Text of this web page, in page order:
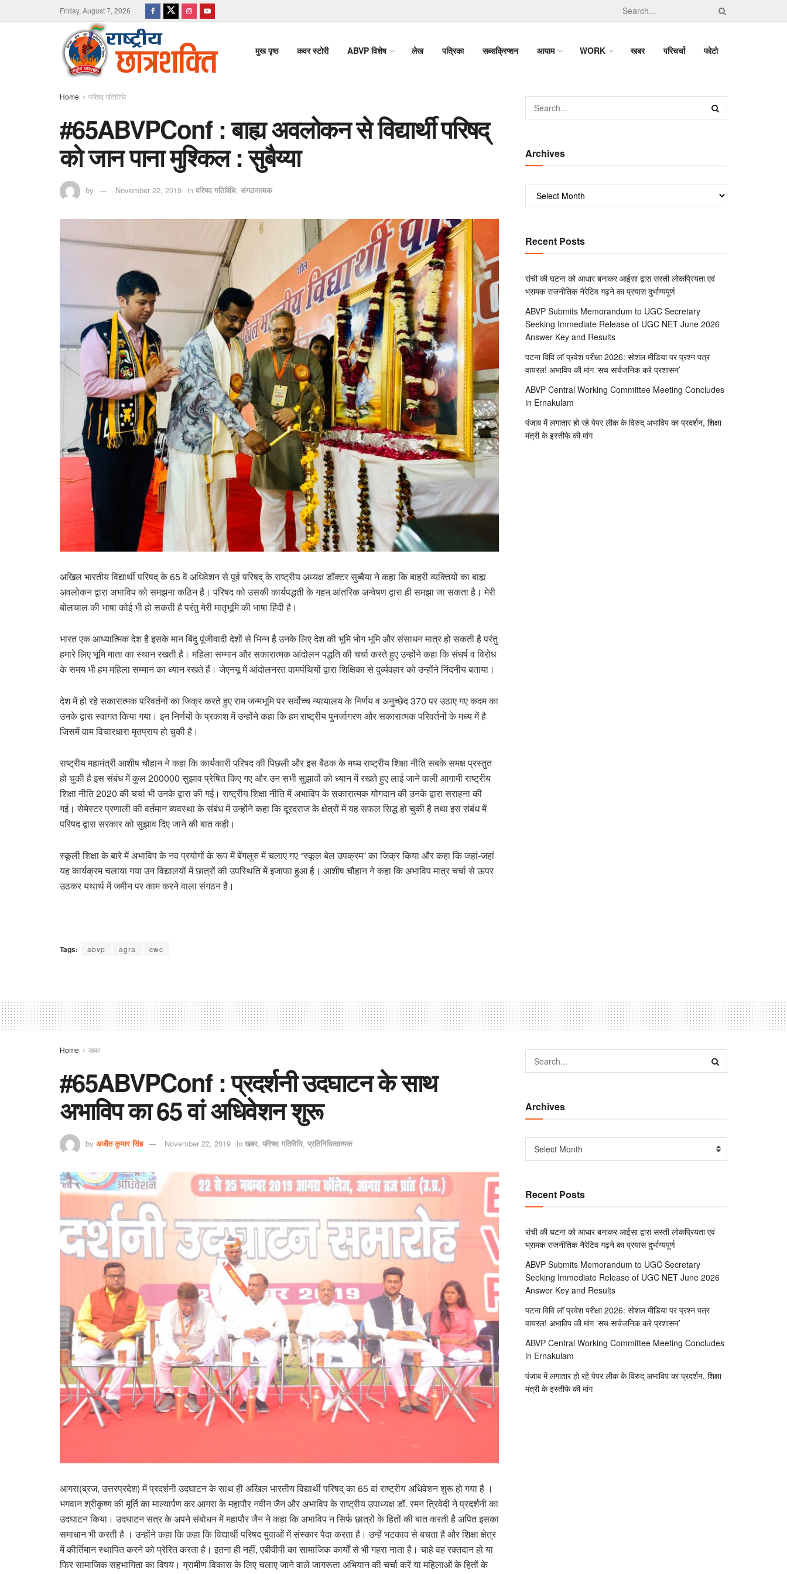
Friday, August 7, 2026
मुख पृष्ठ कवर स्टोरी ABVP विशेष लेख पत्रिका सब्सक्रिप्शन आयाम WORK खबर परिचर्चा फोटो
Home परिषद गतिविधि
#65ABVPConf : बाह्य अवलोकन से विद्यार्थी परिषद्
को जान पाना मुश्किल : सुबैय्या
by November 22, 2019 in परिषद गतिविधि, संगठनात्मक
अखिल भारतीय विद्यार्थी परिषद् के 65 वें अधिवेशन से पूर्व परिषद् के राष्ट्रीय अध्यक्ष डॉक्टर सुब्बैया ने कहा कि बाहरी व्यक्तियों का बाह्य
अवलोकन द्वारा अभाविप को समझना कठिन है। परिषद को उसकी कार्यपद्धती के गहन आंतरिक अन्वेषण द्वारा ही समझा जा सकता है। मेरी
बोलचाल की भाषा कोई भी हो सकती है परंतु मेरी मातृभूमि की भाषा हिंदी है।
भारत एक आध्यात्मिक देश है इसके मान बिंदु पूंजीवादी देशों से भिन्न है उनके लिए देश की भूमि भोग भूमि और संसाधन मात्र हो सकती है परंतु
हमारे लिए भूमि माता का स्थान रखती है। महिला सम्मान और सकारात्मक आंदोलन पद्धति की चर्चा करते हुए उन्होंने कहा कि संघर्ष व विरोध
के समय भी हम महिला सम्मान का ध्यान रखते हैं। जेएनयू में आंदोलनरत वामपंथियों द्वारा शिक्षिका से दुर्व्यवहार को उन्होंने निंदनीय बताया।
देश में हो रहे सकारात्मक परिवर्तनों का जिक्र करते हुए राम जन्मभूमि पर सर्वोच्च न्यायालय के निर्णय व अनुच्छेद 370 पर उठाए गए कदम का
उनके द्वारा स्वागत किया गया। इन निर्णयों के प्रकाश में उन्होंने कहा कि हम राष्ट्रीय पुनर्जागरण और सकारात्मक परिवर्तनों के मध्य में है
जिसमें वाम विचारधारा मृतप्राय हो चुकी है।
राष्ट्रीय महामंत्री आशीष चौहान ने कहा कि कार्यकारी परिषद की पिछली और इस बैठक के मध्य राष्ट्रीय शिक्षा नीति सबके समक्ष प्रस्तुत
हो चुकी है इस संबंध में कुल 200000 सुझाव प्रेषित किए गए और उन सभी सुझावों को ध्यान में रखते हुए लाई जाने वाली आगामी राष्ट्रीय
शिक्षा नीति 2020 की चर्चा भी उनके द्वारा की गई। राष्ट्रीय शिक्षा नीति में अभाविप के सकारात्मक योगदान की उनके द्वारा सराहना की
गई। सेमेस्टर प्रणाली की वर्तमान व्यवस्था के संबंध में उन्होंने कहा कि दूरदराज के क्षेत्रों में यह सफल सिद्ध हो चुकी है तथा इस संबंध में
परिषद द्वारा सरकार को सुझाव दिए जाने की बात कही।
स्कूली शिक्षा के बारे में अभाविप के नव प्रयोगों के रूप में बेंगलुरु में चलाए गए “स्कूल बेल उपक्रम” का जिक्र किया और कहा कि जहां-जहां
यह कार्यक्रम चलाया गया उन विद्यालयों में छात्रों की उपस्थिति में इजाफा हुआ है। आशीष चौहान ने कहा कि अभाविप मात्र चर्चा से ऊपर
उठकर यथार्थ में जमीन पर काम करने वाला संगठन है।
Tags: abvp agra cwc
Archives
Recent Posts
रांची की घटना को आधार बनाकर आईसा द्वारा सस्ती लोकप्रियता एवं
भ्रामक राजनीतिक नैरेटिव गढ़ने का प्रयास दुर्भाग्यपूर्ण
ABVP Submits Memorandum to UGC Secretary
Seeking Immediate Release of UGC NET June 2026
Answer Key and Results
पटना विवि लॉ प्रवेश परीक्षा 2026: सोशल मीडिया पर प्रश्न पत्र
वायरल! अभाविप की मांग ‘सच सार्वजनिक करे प्रशासन’
ABVP Central Working Committee Meeting Concludes
in Ernakulam
पंजाब में लगातार हो रहे पेपर लीक के विरुद् अभाविप का प्रदर्शन, शिक्षा
मंत्री के इस्तीफे की मांग
Home खबर
#65ABVPConf : प्रदर्शनी उदघाटन के साथ
अभाविप का 65 वां अधिवेशन शुरू
by अजीत कुमार सिंह November 22, 2019 in खबर, परिषद गतिविधि, प्रतिनिधित्वात्मक
आगरा(ब्रज, उत्तरप्रदेश) में प्रदर्शनी उदघाटन के साथ ही अखिल भारतीय विद्यार्थी परिषद् का 65 वां राष्ट्रीय अधिवेशन शुरू हो गया है ।
भगवान श्रीकृष्ण की मूर्ति का माल्यार्पण कर आगरा के महापौर नवीन जैन और अभाविप के राष्ट्रीय उपाध्यक्ष डॉ. रमन त्रिवेदी ने प्रदर्शनी का
उदघाटन किया। उदघाटन सत्र के अपने संबोधन में महापौर जैन ने कहा कि अभाविप न सिर्फ छात्रों के हितों की बात करती है अपित इसका
समाधान भी करती है । उन्होंने कहा कि कहा कि विद्यार्थी परिषद युवाओं में संस्कार पैदा करता है। उन्हें भटकाव से बचता है और शिक्षा क्षेत्र
में कीर्तिमान स्थापित करने को प्रेरित करता है। इतना ही नहीं, एबीवीपी का सामाजिक कार्यों से भी गहरा नाता है। चाहे वह रक्तदान हो या
फिर सामाजिक सहभागिता का विषय। ग्रामीण विकास के लिए चलाए जाने वाले जागरूता अभियान की चर्चा करें या महिलाओं के हितों के
Archives
Select Month
Recent Posts
रांची की घटना को आधार बनाकर आईसा द्वारा सस्ती लोकप्रियता एवं
भ्रामक राजनीतिक नैरेटिव गढ़ने का प्रयास दुर्भाग्यपूर्ण
ABVP Submits Memorandum to UGC Secretary
Seeking Immediate Release of UGC NET June 2026
Answer Key and Results
पटना विवि लॉ प्रवेश परीक्षा 2026: सोशल मीडिया पर प्रश्न पत्र
वायरल! अभाविप की मांग ‘सच सार्वजनिक करे प्रशासन’
ABVP Central Working Committee Meeting Concludes
in Ernakulam
पंजाब में लगातार हो रहे पेपर लीक के विरुद् अभाविप का प्रदर्शन, शिक्षा
मंत्री के इस्तीफे की मांग